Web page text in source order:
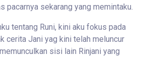
pacarnya sekarang yang memintaku.
tentang Runi, kini aku fokus pada
cerita Jani yag kini telah meluncur
sisi lain Rinjani yang